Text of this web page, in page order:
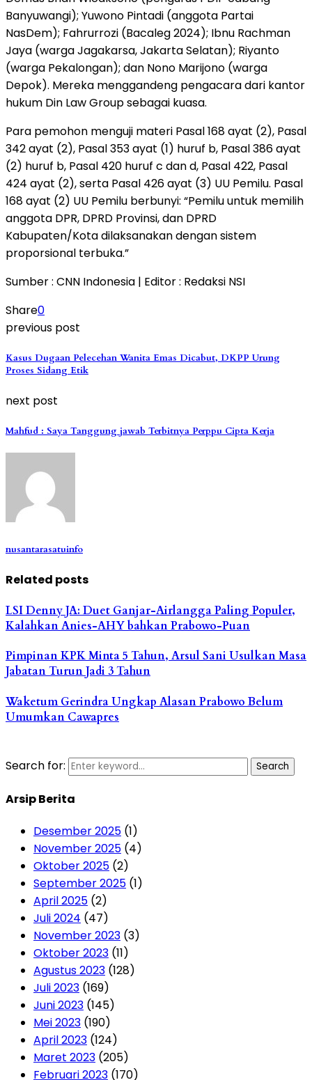
Banyuwangi); Yuwono Pintadi (anggota Partai
NasDem); Fahrurrozi (Bacaleg 2024); Ibnu Rachman
Jaya (warga Jagakarsa, Jakarta Selatan); Riyanto
(warga Pekalongan); dan Nono Marijono (warga
Depok). Mereka menggandeng pengacara dari kantor
hukum Din Law Group sebagai kuasa.
Para pemohon menguji materi Pasal 168 ayat (2), Pasal
342 ayat (2), Pasal 353 ayat (1) huruf b, Pasal 386 ayat
(2) huruf b, Pasal 420 huruf c dan d, Pasal 422, Pasal
424 ayat (2), serta Pasal 426 ayat (3) UU Pemilu. Pasal
168 ayat (2) UU Pemilu berbunyi: “Pemilu untuk memilih
anggota DPR, DPRD Provinsi, dan DPRD
Kabupaten/Kota dilaksanakan dengan sistem
proporsional terbuka.”
Sumber : CNN Indonesia | Editor : Redaksi NSI
Share0
previous post
Kasus Dugaan Pelecehan Wanita Emas Dicabut, DKPP Urung
Proses Sidang Etik
next post
Mahfud : Saya Tanggung jawab Terbitnya Perppu Cipta Kerja
nusantarasatuinfo
Related posts
LSI Denny JA: Duet Ganjar-Airlangga Paling Populer,
Kalahkan Anies-AHY bahkan Prabowo-Puan
Pimpinan KPK Minta 5 Tahun, Arsul Sani Usulkan Masa
Jabatan Turun Jadi 3 Tahun
Waketum Gerindra Ungkap Alasan Prabowo Belum
Umumkan Cawapres
Search for: Search
Arsip Berita
Desember 2025 (1)
November 2025 (4)
Oktober 2025 (2)
September 2025 (1)
April 2025 (2)
Juli 2024 (47)
November 2023 (3)
Oktober 2023 (11)
Agustus 2023 (128)
Juli 2023 (169)
Juni 2023 (145)
Mei 2023 (190)
April 2023 (124)
Maret 2023 (205)
Februari 2023 (170)